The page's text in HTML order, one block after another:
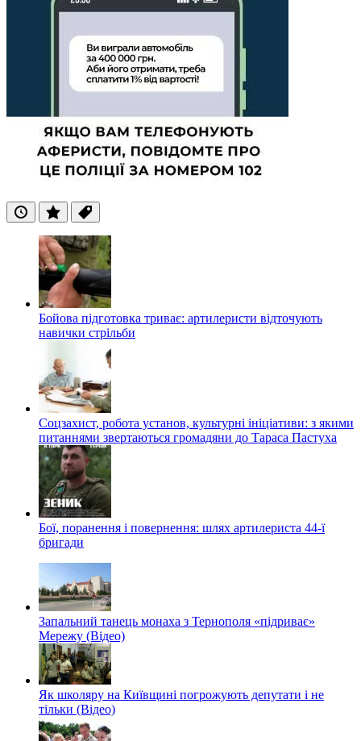
ОстанніПопулярні
Теги
Бойова підготовка триває: артилеристи відточують
навички стрільби
Соцзахист, робота установ, культурні ініціативи: з якими
питаннями звертаються громадяни до Тараса Пастуха
Бої, поранення і повернення: шлях артилериста 44-ї
бригади
Запальний танець монаха з Тернополя «підриває»
Мережу (Відео)
Як школяру на Київщині погрожують депутати і не
тільки (Відео)